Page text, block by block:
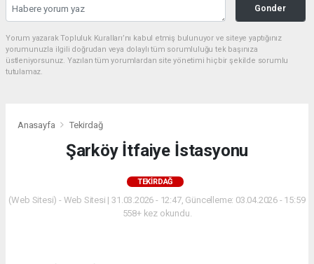
Gonder
Yorum yazarak Topluluk Kuralları’nı kabul etmiş bulunuyor ve siteye yaptığınız
yorumunuzla ilgili doğrudan veya dolaylı tüm sorumluluğu tek başınıza
üstleniyorsunuz. Yazılan tüm yorumlardan site yönetimi hiçbir şekilde sorumlu
tutulamaz.
Anasayfa Tekirdağ
Şarköy İtfaiye İstasyonu
TEKIRDAĞ
(Web Sitesi) - Web Sitesi | 31.03.2026 - 12:47, Güncelleme: 03.04.2026 - 15:59
558+ kez okundu.